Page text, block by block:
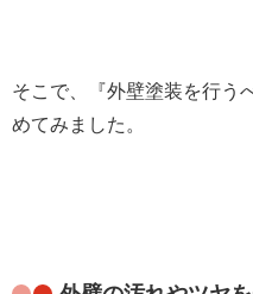
そこで、『外壁塗装を行う
めてみました。